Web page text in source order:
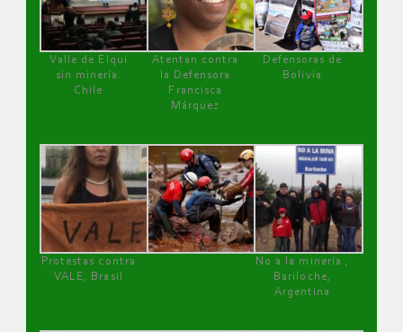
Valle de Elqui
sin minería.
Chile
Atentan contra
la Defensora
Francisca
Márquez
Defensoras de
Bolivia
Protestas contra
VALE, Brasil
No a la minería ,
Bariloche,
Argentina